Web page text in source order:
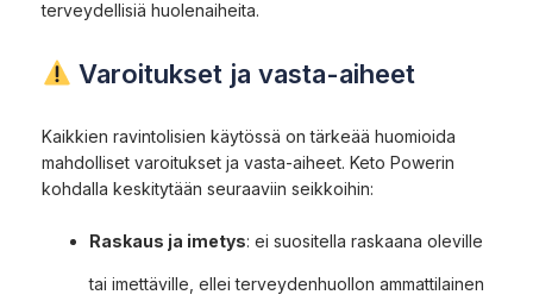
terveydellisiä huolenaiheita.
Varoitukset ja vasta-aiheet
Kaikkien ravintolisien käytössä on tärkeää huomioida
mahdolliset varoitukset ja vasta-aiheet. Keto Powerin
kohdalla keskitytään seuraaviin seikkoihin:
Raskaus ja imetys: ei suositella raskaana oleville
tai imettäville, ellei terveydenhuollon ammattilainen